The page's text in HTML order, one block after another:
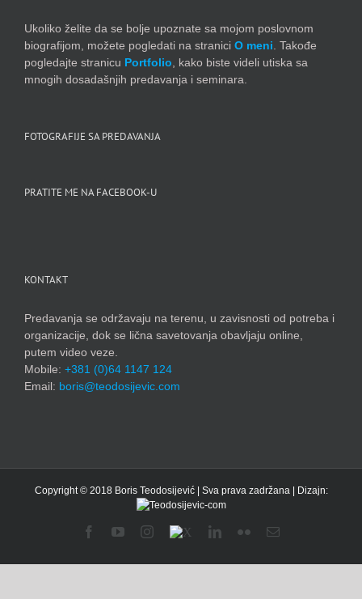
Ukoliko želite da se bolje upoznate sa mojom poslovnom
biografijom, možete pogledati na stranici O meni. Takođe
pogledajte stranicu Portfolio, kako biste videli utiska sa
mnogih dosadašnjih predavanja i seminara.
FOTOGRAFIJE SA PREDAVANJA
PRATITE ME NA FACEBOOK-U
KONTAKT
Predavanja se održavaju na terenu, u zavisnosti od potreba i
organizacije, dok se lična savetovanja obavljaju online,
putem video veze.
Mobile: +381 (0)64 1147 124
Email: boris@teodosijevic.com
Copyright © 2018 Boris Teodosijević | Sva prava zadržana | Dizajn:
FacebookYouTubeInstagram
X LinkedIn
FlickrEmail